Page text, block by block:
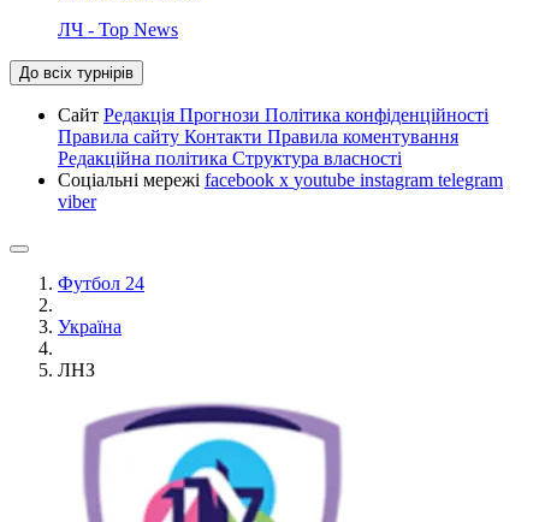
ЛЧ - Top News
До всіх турнірів
Сайт Редакція Прогнози Політика конфіденційності
Правила сайту Контакти Правила коментування
Редакційна політика Структура власності
Соціальні мережі facebook x youtube instagram telegram
viber
Футбол 24
Україна
ЛНЗ